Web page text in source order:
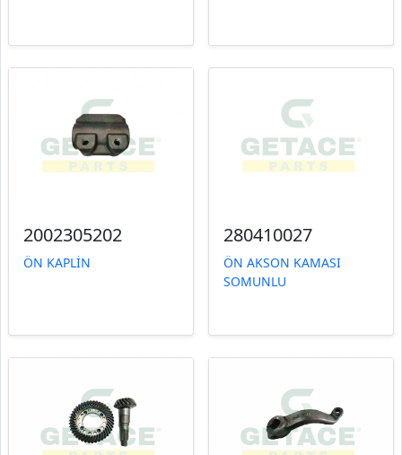
2002305202
ÖN KAPLİN
280410027
ÖN AKSON KAMASI
SOMUNLU